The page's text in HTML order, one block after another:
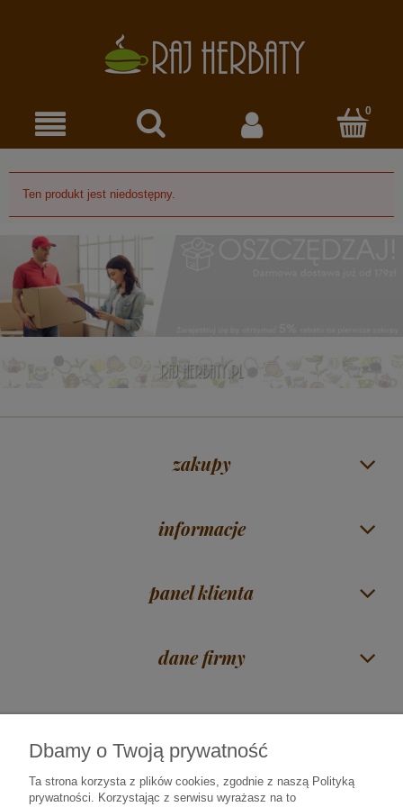
Ten produkt jest niedostępny.
zakupy
informacje
panel klienta
dane firmy
Czas na herbatę Mirosław Piórkowski| ul. Zawadzka 38 | 18-400 Łomża |
woj. podlaskie |
606 117 675 sklep@rajherbaty.pl
Dbamy o Twoją prywatność
Ta strona korzysta z plików cookies, zgodnie z naszą Polityką
prywatności. Korzystając z serwisu wyrażasz na to